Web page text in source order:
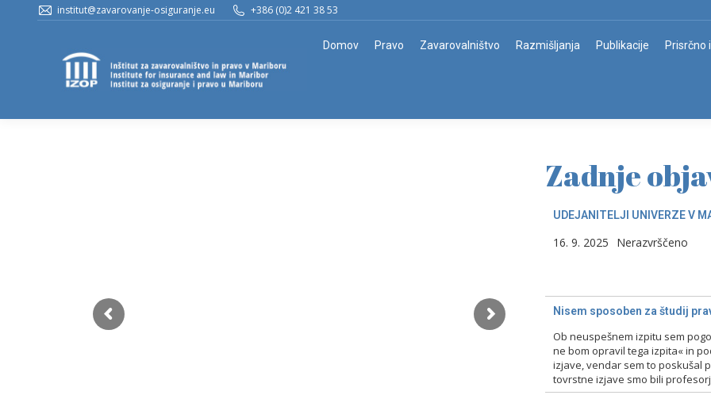
institut@zavarovanje-osiguranje.eu +386 (0)2 421 38 53
Domov Pravo Zavarovalništvo Razmišljanja Publikacije Prisrčno
Zadnje
UDEJANITELJI UNIVERZE V
16. 9. 2025 Nerazvrščeno
Nisem sposoben za študij
Ob neuspešnem izpitu sem
ne bom opravil tega izpita« in
izjave, vendar sem to poskušal
tovrstne izjave smo bili